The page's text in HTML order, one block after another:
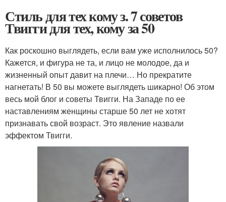
Стиль для тех кому з. 7 советов
Твигги для тех, кому за 50
Как роскошно выглядеть, если вам уже исполнилось 50?
Кажется, и фигура не та, и лицо не молодое, да и
жизненный опыт давит на плечи… Но прекратите
нагнетать! В 50 вы можете выглядеть шикарно! Об этом
весь мой блог и советы Твигги. На Западе по ее
наставлениям женщины старше 50 лет не хотят
признавать свой возраст. Это явление назвали
эффектом Твигги.